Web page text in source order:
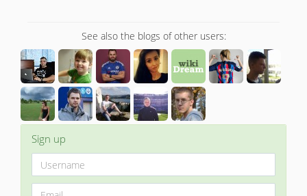
See also the blogs of other users:
Sign up